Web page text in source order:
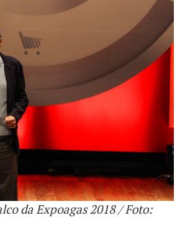
da Expoagas 2018 / Foto: